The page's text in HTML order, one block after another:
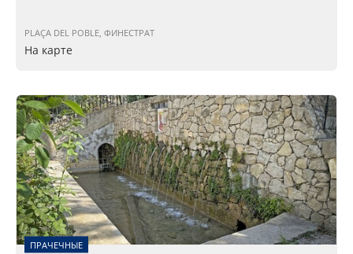
PLAÇA DEL POBLE, ФИНЕСТРАТ
На карте
ПРАЧЕЧНЫЕ